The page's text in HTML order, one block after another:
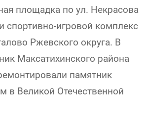
площадка по ул. Некрасова
спортивно-игровой комплекс
Ржевского округа. В
Максатихинского района
памятник
в Великой Отечественной